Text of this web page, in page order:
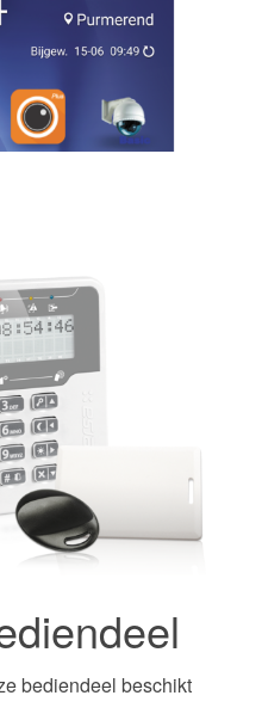
bediendeel beschikt